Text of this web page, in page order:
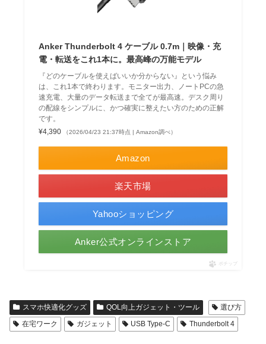
Anker Thunderbolt 4 ケーブル 0.7m｜映像・充
電・転送をこれ1本に。最高峰の万能モデル
『どのケーブルを使えばいいか分からない』という悩み
は、これ1本で終わります。モニター出力、ノートPCの急
速充電、大量のデータ転送まで全てが最高速。デスク周り
の配線をシンプルに、かつ確実に整えたい方のための正解
です。
¥4,390
（2026/04/23 21:37時点 | Amazon調べ）
Amazon
楽天市場
Yahooショッピング
Anker公式オンラインストア
ポチップ
スマホ快適化グッズ QOL向上ガジェット・ツール
選び方
在宅ワーク
ガジェット USB Type-C Thunderbolt 4